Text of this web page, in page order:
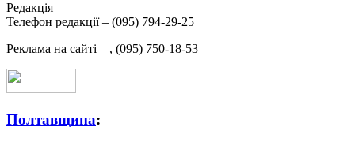
Редакція –
Телефон редакції – (095) 794-29-25
Реклама на сайті – , (095) 750-18-53
Полтавщина: